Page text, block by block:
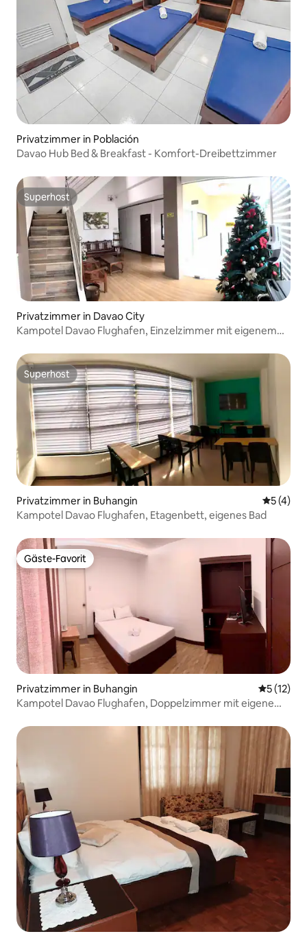
Privatzimmer in Población
Davao Hub Bed & Breakfast - Komfort-Dreibettzimmer
Superhost
Superhost
Privatzimmer in Davao City
Kampotel Davao Flughafen, Einzelzimmer mit eigenem
Superhost
Superhost
Privatzimmer in Buhangin
5 (4)
Kampotel Davao Flughafen, Etagenbett, eigenes Bad
Gäste-Favorit
Gäste-Favorit
Privatzimmer in Buhangin
5 (12)
Kampotel Davao Flughafen, Doppelzimmer mit eigenem